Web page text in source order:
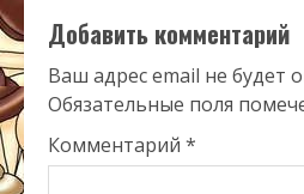
Добавить комментарий
Ваш адрес email не будет
Обязательные поля
Комментарий *